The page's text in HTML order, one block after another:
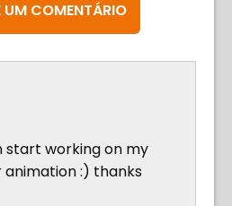
UM COMENTÁRIO
start working on my
:) thanks